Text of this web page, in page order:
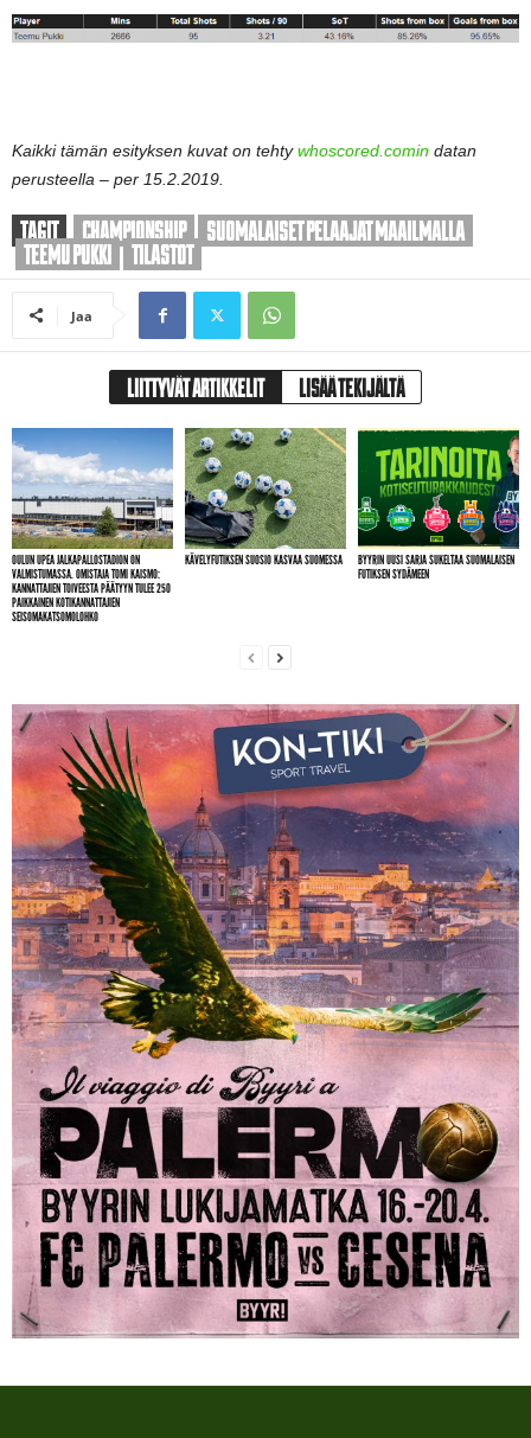
Kaikki tämän esityksen kuvat on tehtywhoscored.comin datan
perusteella – per 15.2.2019.
TAGIT CHAMPIONSHIP
SUOMALAISET PELAAJAT MAAILMALLA
TEEMU PUKKI
TILASTOT
Jaa
LIITTYVÄT ARTIKKELIT LISÄÄ TEKIJÄLTÄ
OULUN UPEA JALKAPALLOSTADION ON
VALMISTUMASSA. OMISTAJA TOMI KAISMO:
KANNATTAJIEN TOIVEESTA PÄÄTYYN TULEE 250
PAIKKAINEN KOTIKANNATTAJIEN
SEISOMAKATSOMOLOHKO
KÄVELYFUTIKSEN SUOSIO KASVAA SUOMESSA
BYYRIN UUSI SARJA SUKELTAA SUOMALAISEN
FUTIKSEN SYDÄMEEN